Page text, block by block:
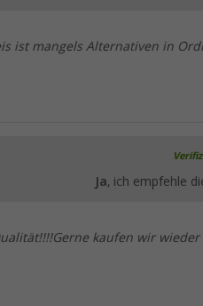
ist mangels Alternativen in
Ja, ich empfehle
kaufen wir